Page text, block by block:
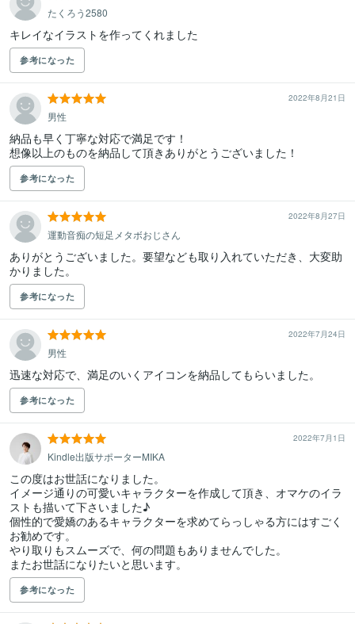
たくろう2580
キレイなイラストを作ってくれました
参考になった
2022年8月21日
男性
納品も早く丁寧な対応で満足です！
想像以上のものを納品して頂きありがとうございました！
参考になった
2022年8月27日
運動音痴の短足メタボおじさん
ありがとうございました。要望なども取り入れていただき、大変助
参考になった
2022年7月24日
男性
迅速な対応で、満足のいくアイコンを納品してもらいました。
参考になった
2022年7月1日
Kindle出版サポーターMIKA
この度はお世話になりました。
イメージ通りの可愛いキャラクターを作成して頂き、オマケのイラ
ストも描いて下さいました♪
個性的で愛嬌のあるキャラクターを求めてらっしゃる方にはすごく
お勧めです。
やり取りもスムーズで、何の問題もありませんでした。
またお世話になりたいと思います。
参考になった